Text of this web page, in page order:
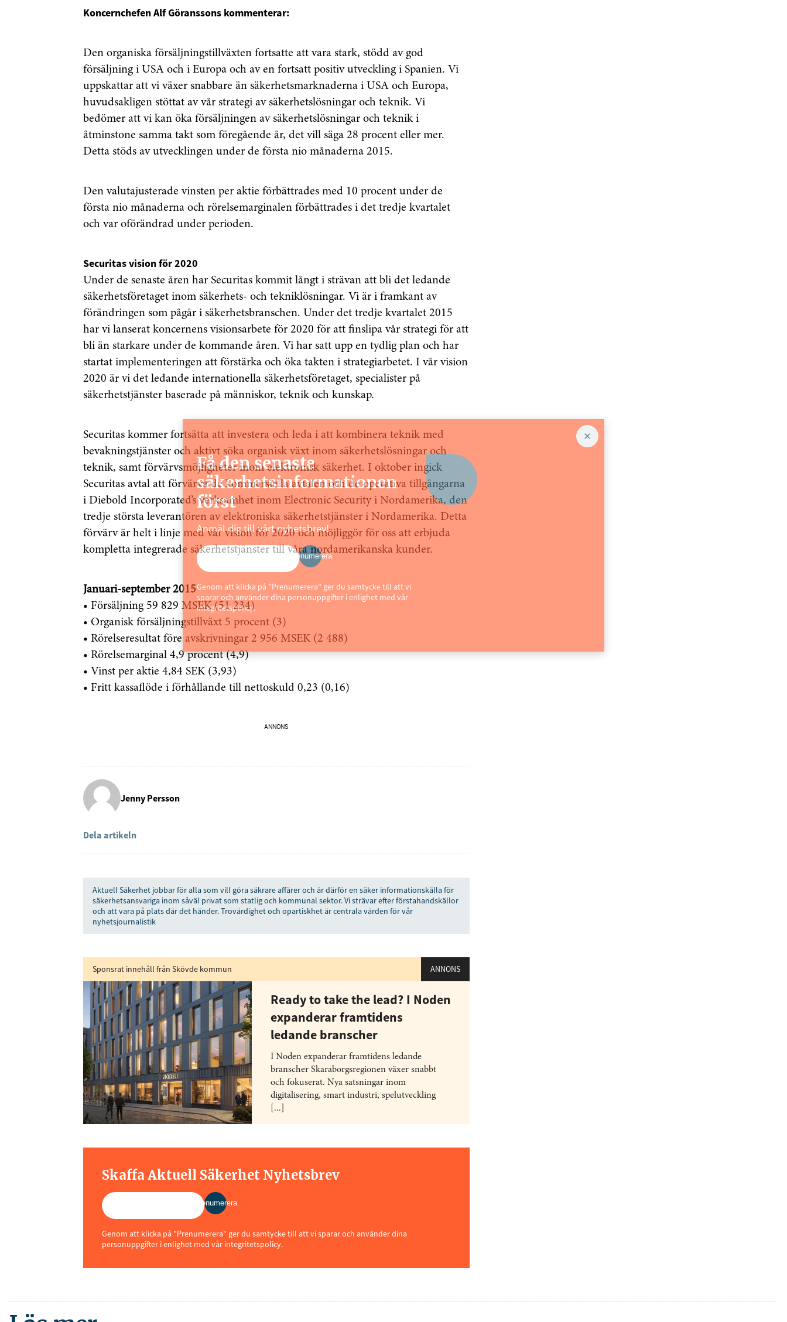
Koncernchefen Alf Göranssons kommenterar:
Den organiska försäljningstillväxten fortsatte att vara stark, stödd av god
försäljning i USA och i Europa och av en fortsatt positiv utveckling i Spanien. Vi
uppskattar att vi växer snabbare än säkerhetsmarknaderna i USA och Europa,
huvudsakligen stöttat av vår strategi av säkerhetslösningar och teknik. Vi
bedömer att vi kan öka försäljningen av säkerhetslösningar och teknik i
åtminstone samma takt som föregående år, det vill säga 28 procent eller mer.
Detta stöds av utvecklingen under de första nio månaderna 2015.
Den valutajusterade vinsten per aktie förbättrades med 10 procent under de
första nio månaderna och rörelsemarginalen förbättrades i det tredje kvartalet
och var oförändrad under perioden.
Securitas vision för 2020
Under de senaste åren har Securitas kommit långt i strävan att bli det ledande
säkerhetsföretaget inom säkerhets- och tekniklösningar. Vi är i framkant av
förändringen som pågår i säkerhetsbranschen. Under det tredje kvartalet 2015
har vi lanserat koncernens visionsarbete för 2020 för att finslipa vår strategi för att
bli än starkare under de kommande åren. Vi har satt upp en tydlig plan och har
startat implementeringen att förstärka och öka takten i strategiarbetet. I vår vision
2020 är vi det ledande internationella säkerhetsföretaget, specialister på
säkerhetstjänster baserade på människor, teknik och kunskap.
Securitas kommer fortsätta att investera och leda i att kombinera teknik med
bevakningstjänster och aktivt söka organisk växt inom säkerhetslösningar och
teknik, samt förvärvsmöjligheter inom elektronisk säkerhet. I oktober ingick
Securitas avtal att förvärva de kommersiella avtalen och de operativa tillgångarna
i Diebold Incorporated’s verksamhet inom Electronic Security i Nordamerika, den
tredje största leverantören av elektroniska säkerhetstjänster i Nordamerika. Detta
förvärv är helt i linje med vår vision för 2020 och möjliggör för oss att erbjuda
kompletta integrerade säkerhetstjänster till våra nordamerikanska kunder.
Januari-september 2015
• Försäljning 59 829 MSEK (51 234)
• Organisk försäljningstillväxt 5 procent (3)
• Rörelseresultat före avskrivningar 2 956 MSEK (2 488)
• Rörelsemarginal 4,9 procent (4,9)
• Vinst per aktie 4,84 SEK (3,93)
• Fritt kassaflöde i förhållande till nettoskuld 0,23 (0,16)
ANNONS
Jenny Persson
Dela artikeln
Aktuell Säkerhet jobbar för alla som vill göra säkrare affärer och är därför en säker informationskälla för
säkerhetsansvariga inom såväl privat som statlig och kommunal sektor. Vi strävar efter förstahandskällor
och att vara på plats där det händer. Trovärdighet och opartiskhet är centrala värden för vår
nyhetsjournalistik
Sponsrat innehåll från Skövde kommun ANNONS
Ready to take the lead? I Noden
expanderar framtidens
ledande branscher
I Noden expanderar framtidens ledande
branscher Skaraborgsregionen växer snabbt
och fokuserat. Nya satsningar inom
digitalisering, smart industri, spelutveckling
[...]
Skaffa Aktuell Säkerhet Nyhetsbrev
Prenumerera
Genom att klicka på "Prenumerera" ger du samtycke till att vi sparar och använder dina
personuppgifter i enlighet med vår integritetspolicy.
Få den senaste
säkerhetsinformationen
först
Anmäl dig till vårt nyhetsbrev!
Prenumerera
Genom att klicka på "Prenumerera" ger du samtycke till att vi
sparar och använder dina personuppgifter i enlighet med vår
integritetspolicy.